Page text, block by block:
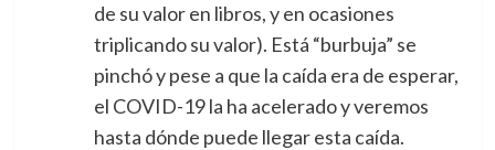
de su valor en libros, y en ocasiones
triplicando su valor). Está “burbuja” se
pinchó y pese a que la caída era de esperar,
el COVID-19 la ha acelerado y veremos
hasta dónde puede llegar esta caída.